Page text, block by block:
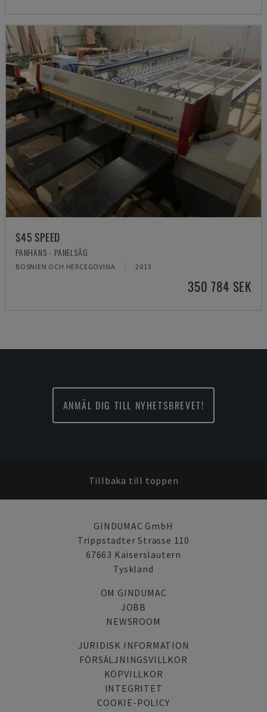
S45 SPEED
PANHANS - PANELSÅG
BOSNIEN OCH HERCEGOVINA 2013
350 784 SEK
ANMÄL DIG TILL NYHETSBREVET!
Tillbaka till toppen
GINDUMAC GmbH
Trippstadter Strasse 110
67663 Kaiserslautern
Tyskland
OM GINDUMAC
JOBB
NEWSROOM
JURIDISK INFORMATION
FÖRSÄLJNINGSVILLKOR
KÖPVILLKOR
INTEGRITET
COOKIE-POLICY